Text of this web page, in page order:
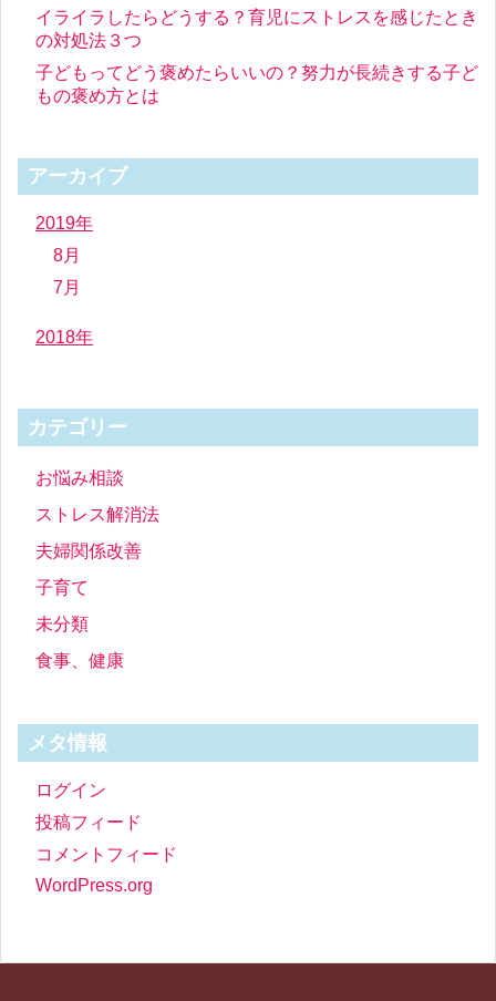
イライラしたらどうする？育児にストレスを感じたとき
の対処法３つ
子どもってどう褒めたらいいの？努力が長続きする子ど
もの褒め方とは
アーカイブ
2019年
8月
7月
2018年
カテゴリー
お悩み相談
ストレス解消法
夫婦関係改善
子育て
未分類
食事、健康
メタ情報
ログイン
投稿フィード
コメントフィード
WordPress.org